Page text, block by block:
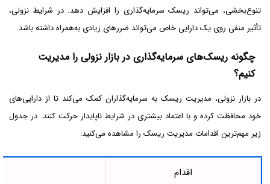
تنوع‌بخشی، می‌تواند ریسک سرمایه‌گذاری را افزایش دهد. در شرایط نزولی،
تأثیر منفی روی یک دارایی خاص می‌تواند ضررهای زیادی به‌همراه داشته باشد.
چگونه ریسک‌های سرمایه‌گذاری در بازار نزولی را مدیریت
کنیم؟
در بازار نزولی، مدیریت ریسک به سرمایه‌گذاران کمک می‌کند تا از دارایی‌های
خود محافظت کرده و با اعتماد بیشتری در شرایط ناپایدار حرکت کنند. در جدول
زیر مهم‌ترین اقدامات مدیریت ریسک را مشاهده می‌کنید:
اقدام